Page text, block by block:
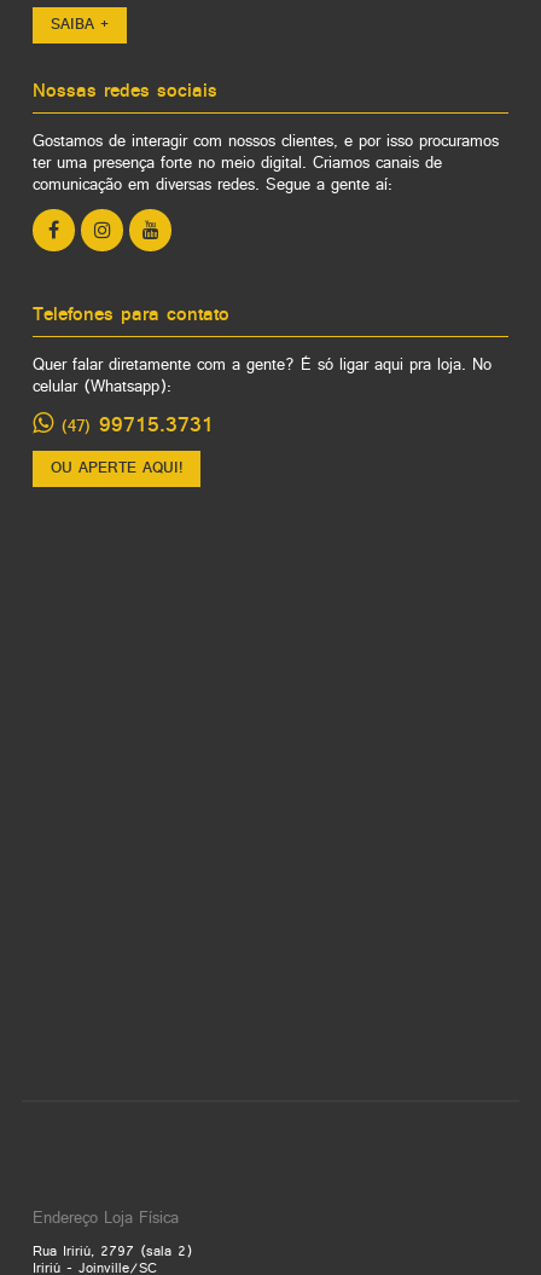
SAIBA +
Nossas redes sociais
Gostamos de interagir com nossos clientes, e por isso procuramos
ter uma presença forte no meio digital. Criamos canais de
comunicação em diversas redes. Segue a gente aí:
Telefones para contato
Quer falar diretamente com a gente? É só ligar aqui pra loja. No
celular (Whatsapp):
(47) 99715.3731
OU APERTE AQUI!
Endereço Loja Física
Rua Iririú, 2797 (sala 2)
Iririú - Joinville/SC